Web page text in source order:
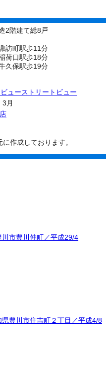
2階建て総8戸
訪町駅歩11分
荷口駅歩18分
久保駅歩19分
ストリートビュー
月
作成しております。
市豊川仲町／平成29/4
豊川市住吉町２丁目／平成4/8